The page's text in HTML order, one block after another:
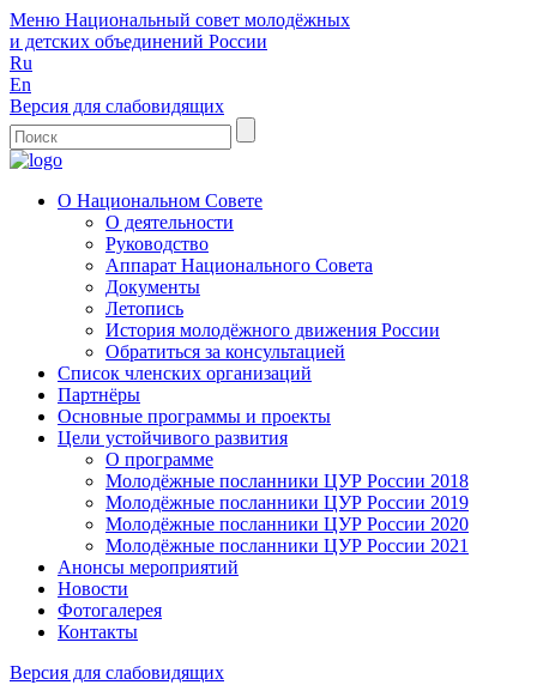
Меню Национальный совет молодёжных
и детских объединений России
Ru
En
Версия для слабовидящих
О Национальном Совете
О деятельности
Руководство
Аппарат Национального Совета
Документы
Летопись
История молодёжного движения России
Обратиться за консультацией
Список членских организаций
Партнёры
Основные программы и проекты
Цели устойчивого развития
О программе
Молодёжные посланники ЦУР России 2018
Молодёжные посланники ЦУР России 2019
Молодёжные посланники ЦУР России 2020
Молодёжные посланники ЦУР России 2021
Анонсы мероприятий
Новости
Фотогалерея
Контакты
Версия для слабовидящих